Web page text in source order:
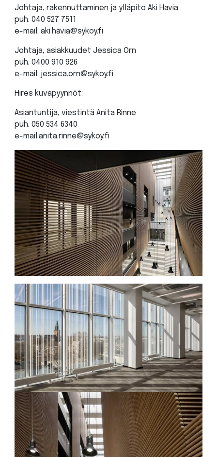
Johtaja, rakennuttaminen ja ylläpito Aki Havia
puh. 040 527 7511
e-mail: aki.havia@sykoy.fi
Johtaja, asiakkuudet Jessica Örn
puh. 0400 910 926
e-mail: jessica.orn@sykoy.fi
Hires kuvapyynnöt:
Asiantuntija, viestintä Anita Rinne
puh. 050 534 6340
e-mail.anita.rinne@sykoy.fi